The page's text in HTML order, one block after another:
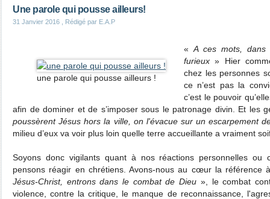
Une parole qui pousse ailleurs!
31 Janvier 2016 , Rédigé par E.A.P
une parole qui pousse ailleurs !
« A ces mots, dans
furieux» Hier
chez les personnes
ce n’est pas la
c’est le pouvoir
afin de dominer et de s’imposer sous le patronage divin. Et les
poussèrent Jésus hors la ville, on l'évacue sur un escarpement
milieu d’eux va voir plus loin quelle terre accueillante a vraiment
Soyons donc vigilants quant à nos réactions personnelles ou
pensons réagir en chrétiens. Avons-nous au cœur la
Jésus-Christ, entrons dans le combat de Dieu », le combat
violence, contre la critique, le manque de reconnaissance,